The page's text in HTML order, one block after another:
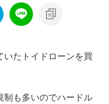
いたトイドローンを買
制も多いのでハードル